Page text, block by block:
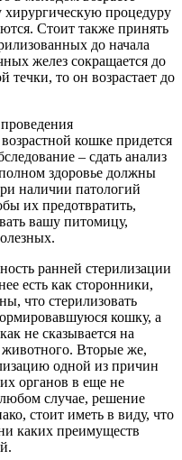
хирургическую процедуру
Стоит также принять
до начала
желез сокращается до
течки, то он возрастает до
кошке придется
– сдать анализ
здоровье должны
наличии патологий
их предотвратить,
вашу питомицу,
ранней стерилизации
есть как сторонники,
что стерилизовать
кошку, а
не сказывается на
Вторые же,
одной из причин
органов в еще не
случае, решение
стоит иметь в виду, что
каких преимуществ